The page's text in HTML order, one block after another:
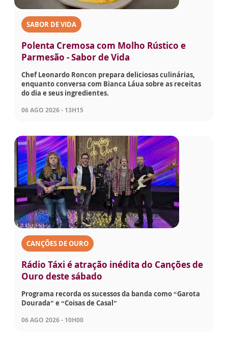
SABOR DE VIDA
Polenta Cremosa com Molho Rústico e
Parmesão - Sabor de Vida
Chef Leonardo Roncon prepara deliciosas culinárias,
enquanto conversa com Bianca Láua sobre as receitas
do dia e seus ingredientes.
06 AGO 2026 - 13H15
CANÇÕES DE OURO
Rádio Táxi é atração inédita do Canções de
Ouro deste sábado
Programa recorda os sucessos da banda como “Garota
Dourada” e “Coisas de Casal”
06 AGO 2026 - 10H00